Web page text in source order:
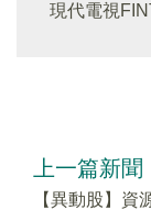
現代電視
上一篇新聞
【異動股】資